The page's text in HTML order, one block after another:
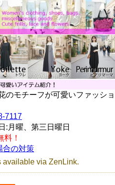
のモチーフが可愛いファッショ
7117
月曜、第三日曜日
！
合の対策
available via ZenLink.